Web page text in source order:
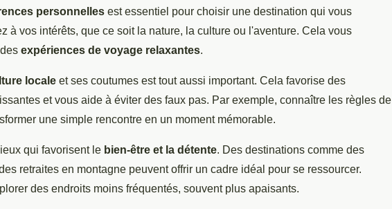
personnelles est essentiel pour choisir une destination qui vous
à vos intérêts, que ce soit la nature, la culture ou l'aventure. Cela vous
expériences de voyage relaxantes.
locale et ses coutumes est tout aussi important. Cela favorise des
et vous aide à éviter des faux pas. Par exemple, connaître les règles de
une simple rencontre en un moment mémorable.
qui favorisent le bien-être et la détente. Des destinations comme des
retraites en montagne peuvent offrir un cadre idéal pour se ressourcer.
des endroits moins fréquentés, souvent plus apaisants.